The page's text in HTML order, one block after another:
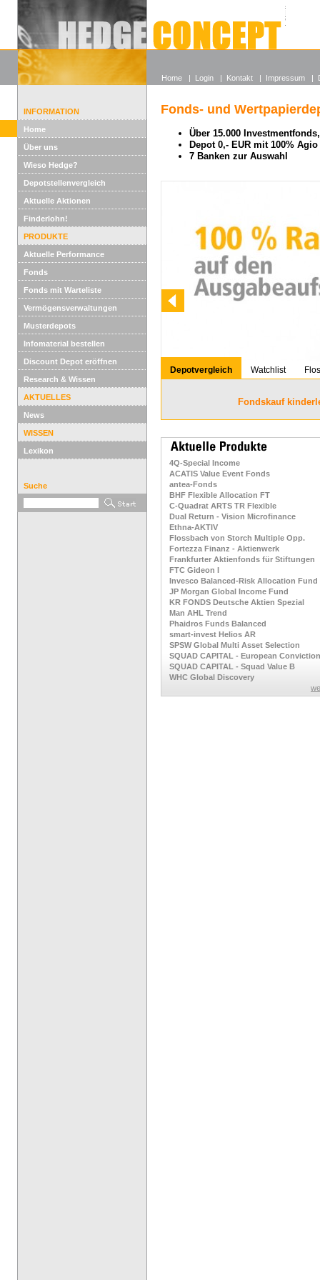
Alle
Wieso
INFORMATION
Home
Über uns
Wieso Hedge?
Depotstellenvergleich
Aktuelle Aktionen
Finderlohn!
PRODUKTE
Aktuelle Performance
Fonds
Fonds mit Warteliste
Vermögensverwaltungen
Musterdepots
Infomaterial bestellen
Discount Depot eröffnen
Research & Wissen
AKTUELLES
News
WISSEN
Lexikon
Suche
Fonds- und
Über 15.000
Depot 0,- EUR mit 100% Agio
7 Banken zur Auswahl
Depotvergleich Watchlist
Fondskauf
4Q-Special Income
ACATIS Value Event Fonds
antea-Fonds
BHF Flexible Allocation FT
C-Quadrat ARTS TR Flexible
Dual Return - Vision Microfinance
Ethna-AKTIV
Flossbach von Storch Multiple Opp.
Fortezza Finanz - Aktienwerk
Frankfurter Aktienfonds für Stiftungen
FTC Gideon I
Invesco Balanced-Risk Allocation Fund
JP Morgan Global Income Fund
KR FONDS Deutsche Aktien Spezial
Man AHL Trend
Phaidros Funds Balanced
smart-invest Helios AR
SPSW Global Multi Asset Selection
SQUAD CAPITAL - European
SQUAD CAPITAL - Squad Value B
WHC Global Discovery
Home | Login | Kontakt | Impressum |